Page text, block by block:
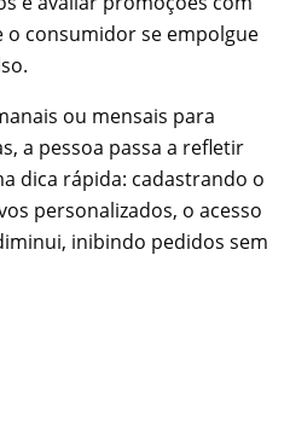
o consumidor se empolgue
ou mensais para
a pessoa passa a refletir
dica rápida: cadastrando o
personalizados, o acesso
inibindo pedidos sem